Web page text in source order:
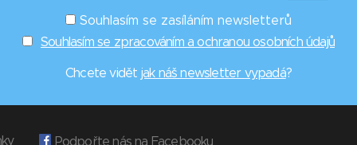
Souhlasím se zasíláním newsletterů
Souhlasím se zpracováním a ochranou osobních údajů
Chcete vidět jak náš newsletter vypadá?
Podpořte nás na Facebooku